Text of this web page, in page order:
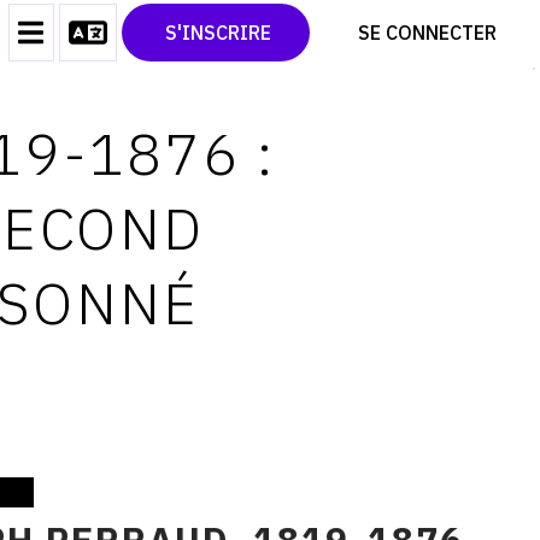
S'INSCRIRE SE CONNECTER
CONTACT
CGU
TWITTER
PINTEREST
1876 :